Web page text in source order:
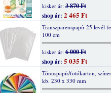
kisker ár: 3 870 Ft
shop ár: 2 465 Ft
Transzparenspapír 25 levél
100 cm
kisker ár: 6 000 Ft
shop ár: 5 035 Ft
Tónuspapír/fotókarton,
kb. 230 x 330 mm